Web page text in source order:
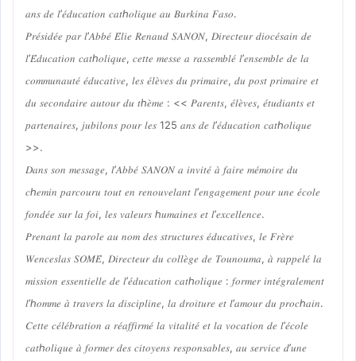
𝑎𝑛𝑠 𝑑𝑒 𝑙’𝑒́𝑑𝑢𝑐𝑎𝑡𝑖𝑜𝑛 𝑐𝑎𝑡ℎ𝑜𝑙𝑖𝑞𝑢𝑒 𝑎𝑢 𝐵𝑢𝑟𝑘𝑖𝑛𝑎 𝐹𝑎𝑠𝑜.
𝑃𝑟𝑒́𝑠𝑖𝑑𝑒́𝑒 𝑝𝑎𝑟 𝑙’𝐴𝑏𝑏𝑒́ 𝐸́𝑙𝑖𝑒 𝑅𝑒𝑛𝑎𝑢𝑑 𝑆𝐴𝑁𝑂𝑁, 𝐷𝑖𝑟𝑒𝑐𝑡𝑒𝑢𝑟 𝑑𝑖𝑜𝑐𝑒́𝑠𝑎𝑖𝑛 𝑑𝑒
𝑙’𝐸́𝑑𝑢𝑐𝑎𝑡𝑖𝑜𝑛 𝑐𝑎𝑡ℎ𝑜𝑙𝑖𝑞𝑢𝑒, 𝑐𝑒𝑡𝑡𝑒 𝑚𝑒𝑠𝑠𝑒 𝑎 𝑟𝑎𝑠𝑠𝑒𝑚𝑏𝑙𝑒́ 𝑙’𝑒𝑛𝑠𝑒𝑚𝑏𝑙𝑒 𝑑𝑒 𝑙𝑎
𝑐𝑜𝑚𝑚𝑢𝑛𝑎𝑢𝑡𝑒́ 𝑒́𝑑𝑢𝑐𝑎𝑡𝑖𝑣𝑒, 𝑙𝑒𝑠 𝑒́𝑙𝑒̀𝑣𝑒𝑠 𝑑𝑢 𝑝𝑟𝑖𝑚𝑎𝑖𝑟𝑒, 𝑑𝑢 𝑝𝑜𝑠𝑡 𝑝𝑟𝑖𝑚𝑎𝑖𝑟𝑒 𝑒𝑡
𝑑𝑢 𝑠𝑒𝑐𝑜𝑛𝑑𝑎𝑖𝑟𝑒 𝑎𝑢𝑡𝑜𝑢𝑟 𝑑𝑢 𝑡ℎ𝑒̀𝑚𝑒 : << 𝑃𝑎𝑟𝑒𝑛𝑡𝑠, 𝑒́𝑙𝑒̀𝑣𝑒𝑠, 𝑒́𝑡𝑢𝑑𝑖𝑎𝑛𝑡𝑠 𝑒𝑡
𝑝𝑎𝑟𝑡𝑒𝑛𝑎𝑖𝑟𝑒𝑠, 𝑗𝑢𝑏𝑖𝑙𝑜𝑛𝑠 𝑝𝑜𝑢𝑟 𝑙𝑒𝑠 125 𝑎𝑛𝑠 𝑑𝑒 𝑙’𝑒́𝑑𝑢𝑐𝑎𝑡𝑖𝑜𝑛 𝑐𝑎𝑡ℎ𝑜𝑙𝑖𝑞𝑢𝑒
>>.
𝐷𝑎𝑛𝑠 𝑠𝑜𝑛 𝑚𝑒𝑠𝑠𝑎𝑔𝑒, 𝑙’𝐴𝑏𝑏𝑒́ 𝑆𝐴𝑁𝑂𝑁 𝑎 𝑖𝑛𝑣𝑖𝑡𝑒́ 𝑎̀ 𝑓𝑎𝑖𝑟𝑒 𝑚𝑒́𝑚𝑜𝑖𝑟𝑒 𝑑𝑢
𝑐ℎ𝑒𝑚𝑖𝑛 𝑝𝑎𝑟𝑐𝑜𝑢𝑟𝑢 𝑡𝑜𝑢𝑡 𝑒𝑛 𝑟𝑒𝑛𝑜𝑢𝑣𝑒𝑙𝑎𝑛𝑡 𝑙’𝑒𝑛𝑔𝑎𝑔𝑒𝑚𝑒𝑛𝑡 𝑝𝑜𝑢𝑟 𝑢𝑛𝑒 𝑒́𝑐𝑜𝑙𝑒
𝑓𝑜𝑛𝑑𝑒́𝑒 𝑠𝑢𝑟 𝑙𝑎 𝑓𝑜𝑖, 𝑙𝑒𝑠 𝑣𝑎𝑙𝑒𝑢𝑟𝑠 ℎ𝑢𝑚𝑎𝑖𝑛𝑒𝑠 𝑒𝑡 𝑙’𝑒𝑥𝑐𝑒𝑙𝑙𝑒𝑛𝑐𝑒.
𝑃𝑟𝑒𝑛𝑎𝑛𝑡 𝑙𝑎 𝑝𝑎𝑟𝑜𝑙𝑒 𝑎𝑢 𝑛𝑜𝑚 𝑑𝑒𝑠 𝑠𝑡𝑟𝑢𝑐𝑡𝑢𝑟𝑒𝑠 𝑒́𝑑𝑢𝑐𝑎𝑡𝑖𝑣𝑒𝑠, 𝑙𝑒 𝐹𝑟𝑒̀𝑟𝑒
𝑊𝑒𝑛𝑐𝑒𝑠𝑙𝑎𝑠 𝑆𝑂𝑀𝐸́, 𝐷𝑖𝑟𝑒𝑐𝑡𝑒𝑢𝑟 𝑑𝑢 𝑐𝑜𝑙𝑙𝑒̀𝑔𝑒 𝑑𝑒 𝑇𝑜𝑢𝑛𝑜𝑢𝑚𝑎, 𝑎̀ 𝑟𝑎𝑝𝑝𝑒𝑙𝑒́ 𝑙𝑎
𝑚𝑖𝑠𝑠𝑖𝑜𝑛 𝑒𝑠𝑠𝑒𝑛𝑡𝑖𝑒𝑙𝑙𝑒 𝑑𝑒 𝑙’𝑒́𝑑𝑢𝑐𝑎𝑡𝑖𝑜𝑛 𝑐𝑎𝑡ℎ𝑜𝑙𝑖𝑞𝑢𝑒 : 𝑓𝑜𝑟𝑚𝑒𝑟 𝑖𝑛𝑡𝑒́𝑔𝑟𝑎𝑙𝑒𝑚𝑒𝑛𝑡
𝑙’ℎ𝑜𝑚𝑚𝑒 𝑎̀ 𝑡𝑟𝑎𝑣𝑒𝑟𝑠 𝑙𝑎 𝑑𝑖𝑠𝑐𝑖𝑝𝑙𝑖𝑛𝑒, 𝑙𝑎 𝑑𝑟𝑜𝑖𝑡𝑢𝑟𝑒 𝑒𝑡 𝑙’𝑎𝑚𝑜𝑢𝑟 𝑑𝑢 𝑝𝑟𝑜𝑐ℎ𝑎𝑖𝑛.
𝐶𝑒𝑡𝑡𝑒 𝑐𝑒́𝑙𝑒́𝑏𝑟𝑎𝑡𝑖𝑜𝑛 𝑎 𝑟𝑒́𝑎𝑓𝑓𝑖𝑟𝑚𝑒́ 𝑙𝑎 𝑣𝑖𝑡𝑎𝑙𝑖𝑡𝑒́ 𝑒𝑡 𝑙𝑎 𝑣𝑜𝑐𝑎𝑡𝑖𝑜𝑛 𝑑𝑒 𝑙’𝑒́𝑐𝑜𝑙𝑒
𝑐𝑎𝑡ℎ𝑜𝑙𝑖𝑞𝑢𝑒 𝑎̀ 𝑓𝑜𝑟𝑚𝑒𝑟 𝑑𝑒𝑠 𝑐𝑖𝑡𝑜𝑦𝑒𝑛𝑠 𝑟𝑒𝑠𝑝𝑜𝑛𝑠𝑎𝑏𝑙𝑒𝑠, 𝑎𝑢 𝑠𝑒𝑟𝑣𝑖𝑐𝑒 𝑑’𝑢𝑛𝑒